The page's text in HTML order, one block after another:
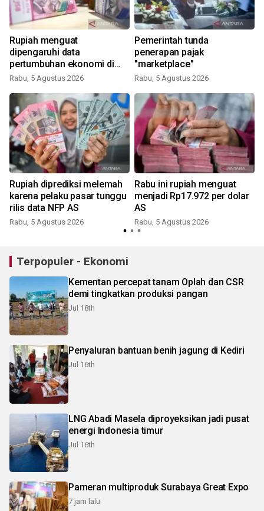
Rupiah menguat
dipengaruhi data
pertumbuhan ekonomi di
atas ekspektasi
Rabu, 5 Agustus 2026
Pemerintah tunda
penerapan pajak
"marketplace"
Rabu, 5 Agustus 2026
Rupiah diprediksi melemah
karena pelaku pasar tunggu
rilis data NFP AS
Rabu, 5 Agustus 2026
Rabu ini rupiah menguat
menjadi Rp17.972 per dolar
AS
Rabu, 5 Agustus 2026
Terpopuler - Ekonomi
Kementan percepat tanam Oplah dan CSR
demi tingkatkan produksi pangan
Jul 18th
Penyaluran bantuan benih jagung di Kediri
Jul 16th
LNG Abadi Masela diproyeksikan jadi pusat
energi Indonesia timur
Jul 16th
Pameran multiproduk Surabaya Great Expo
7 jam lalu